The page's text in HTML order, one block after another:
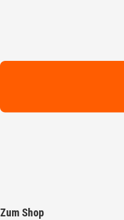
Zum Shop